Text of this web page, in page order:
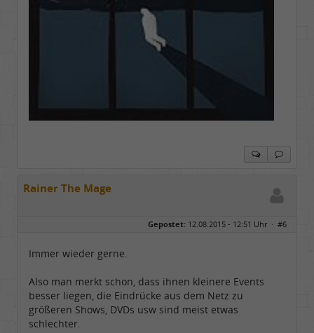
Rainer The Mage
Gepostet: 12.08.2015 - 12:51 Uhr · #6
Immer wieder gerne.
Also man merkt schon, dass ihnen kleinere Events
besser liegen, die Eindrücke aus dem Netz zu
größeren Shows, DVDs usw sind meist etwas
schlechter.